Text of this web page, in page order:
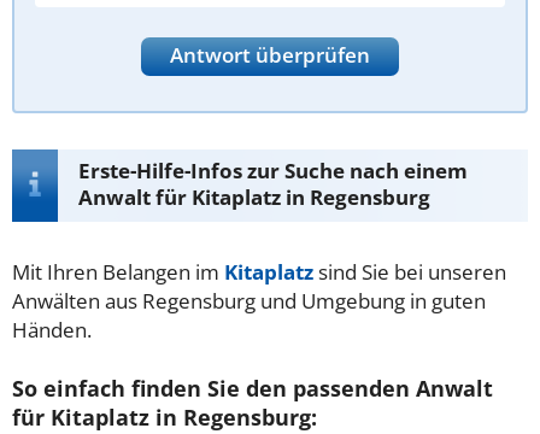
Antwort überprüfen
Erste-Hilfe-Infos zur Suche nach einem
Anwalt für Kitaplatz in Regensburg
Mit Ihren Belangen im Kitaplatzsind Sie bei unseren
Anwälten aus Regensburg und Umgebung in guten
Händen.
So einfach finden Sie den passenden Anwalt
für Kitaplatz in Regensburg: